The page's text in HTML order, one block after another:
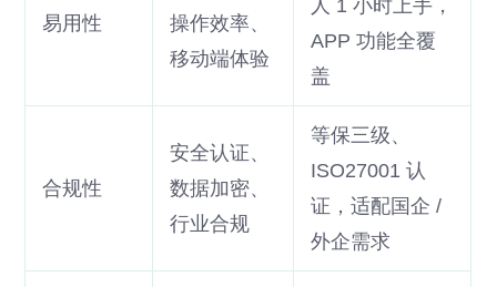
易用性
操作效率、
移动端体验
人 1 小时上手，
APP 功能全覆
盖
合规性
安全认证、
数据加密、
行业合规
等保三级、
ISO27001 认
证，适配国企 /
外企需求